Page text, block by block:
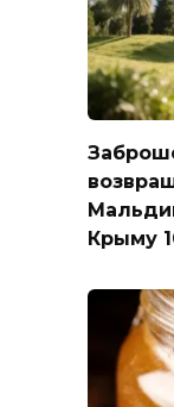
Крыму